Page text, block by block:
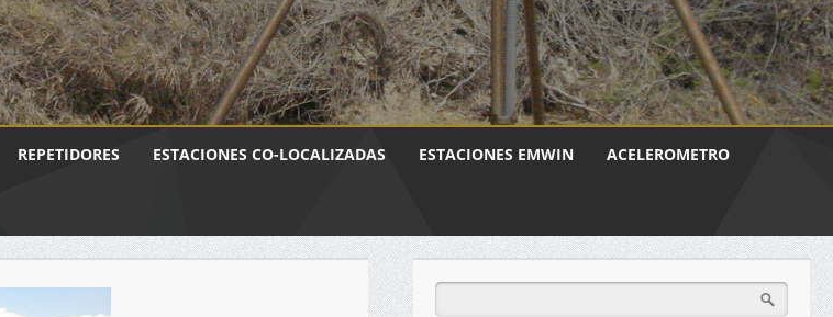
REPETIDORES ESTACIONES CO-LOCALIZADAS ESTACIONES EMWIN ACELEROMETRO